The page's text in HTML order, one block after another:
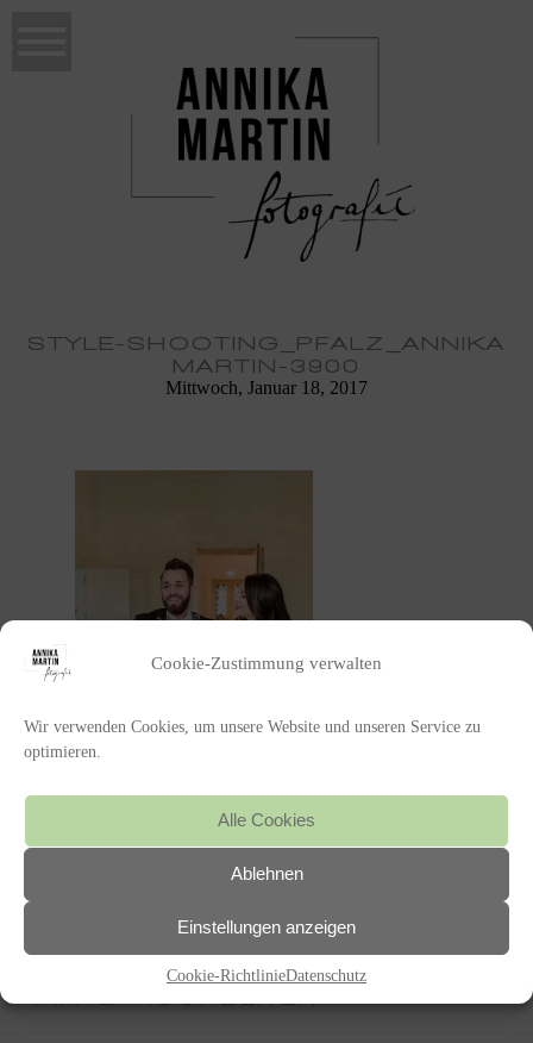
Cookie-Zustimmung verwalten
Wir verwenden Cookies, um unsere Website und unseren Service zu
optimieren.
Alle Cookies
Ablehnen
Einstellungen anzeigen
Cookie-RichtlinieDatenschutz
STYLE-SHOOTING_PFALZ_ANNIKA
MARTIN-3900
Mittwoch, Januar 18, 2017
« WINTER WEDDING PFALZ –
EINE INSPIRATION FÜR